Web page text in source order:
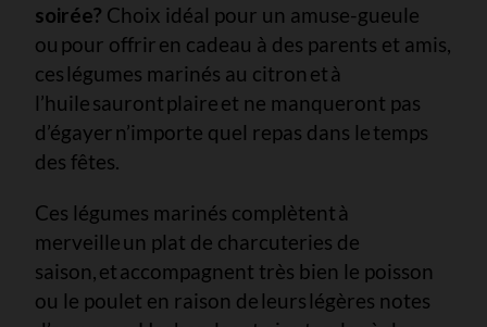
soirée? Choix idéal pour un amuse-gueule
ou pour offrir en cadeau à des parents et amis,
ces légumes marinés au citron et à
l’huile sauront plaire et ne manqueront pas
d’égayer n’importe quel repas dans le temps
des fêtes.
Ces légumes marinés complètent à
merveille un plat de charcuteries de
saison, et accompagnent très bien le poisson
ou le poulet en raison de leurs légères notes